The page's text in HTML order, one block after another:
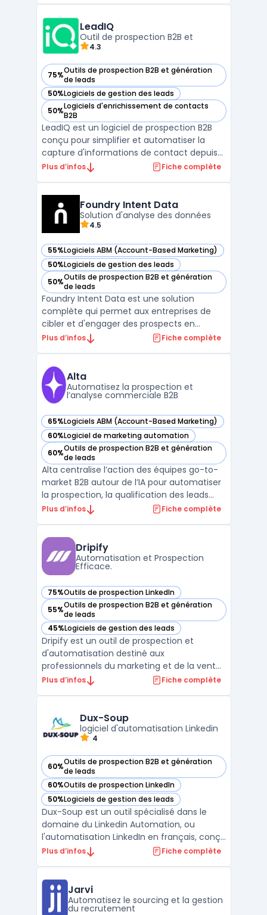
de suivre les interactions et d'analyser les
perf ...
LeadIQ
Outil de prospection B2B et
4.3
75%Outils de prospection B2B et génération
de leads
— voir LeadIQ dans cette catégorie
50%Logiciels de gestion des leads
— voir LeadIQ dans cette catégorie
50%Logiciels d'enrichissement de contacts
B2B
— voir LeadIQ dans cette catégorie
LeadIQ est un logiciel de prospection B2B
conçu pour simplifier et automatiser la
capture d'informations de contact depuis
des sources comme LinkedIn Sales
HubSpot, permettant aux équipes
commerciales d'enrichir ...
Plus d’infos Fiche complète
Foundry Intent Data
Solution d'analyse des données
4.5
55%Logiciels ABM (Account-Based Marketing)
— voir Foundry Intent Data dans cette catégorie
50%Logiciels de gestion des leads
— voir Foundry Intent Data dans cette catégorie
50%Outils de prospection B2B et génération
de leads
— voir Foundry Intent Data dans cette catégorie
Foundry Intent Data est une solution
complète qui permet aux entreprises de
cibler et d'engager des prospects en
analysant leurs comportements d'achat
multiples sources, telles que le web public,
les médias sociaux, ...
Plus d’infos Fiche complète
Alta
Automatisez la prospection et
l’analyse commerciale B2B
65%Logiciels ABM (Account-Based Marketing)
— voir Alta dans cette catégorie
60%Logiciel de marketing automation
— voir Alta dans cette catégorie
60%Outils de prospection B2B et génération
de leads
— voir Alta dans cette catégorie
Alta centralise l’action des équipes go-to-
market B2B autour de l’IA pour automatiser
la prospection, la qualification des leads
entrants et l’analyse des revenus dans un
et les directions RevOps confrontées à
l’éparpil ...
Plus d’infos Fiche complète
Dripify
Automatisation et Prospection
Efficace.
75%Outils de prospection LinkedIn
— voir Dripify dans cette catégorie
55%Outils de prospection B2B et génération
de leads
— voir Dripify dans cette catégorie
45%Logiciels de gestion des leads
— voir Dripify dans cette catégorie
Dripify est un outil de prospection et
d'automatisation destiné aux
professionnels du marketing et de la vente.
La plateforme facilite la mise en place de
leads.Grâce à ses fonctionnalités avancées,
Dripify permet de progra ...
Plus d’infos Fiche complète
Dux-Soup
logiciel d'automatisation Linkedin
4
60%Outils de prospection B2B et génération
de leads
— voir Dux-Soup dans cette catégorie
60%Outils de prospection LinkedIn
— voir Dux-Soup dans cette catégorie
50%Logiciels de gestion des leads
— voir Dux-Soup dans cette catégorie
Dux-Soup est un outil spécialisé dans le
domaine du Linkedin Automation, ou
l'automatisation LinkedIn en français, conçu
pour les professionnels dc. Sa mission
ainsi aux entreprises de maximiser leur
potentiel s ...
Plus d’infos Fiche complète
Jarvi
Automatisez le sourcing et la gestion
du recrutement